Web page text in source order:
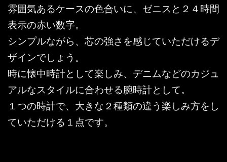
雰囲気あるケースの色合いに、ゼニスと２４時間
表示の赤い数字。
シンプルながら、芯の強さを感じていただけるデ
ザインでしょう。
時に懐中時計として楽しみ、デニムなどのカジュ
アルなスタイルに合わせる腕時計として。
１つの時計で、大きな２種類の違う楽しみ方をし
ていただける１点です。